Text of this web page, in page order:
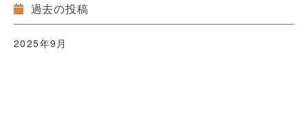
過去の投稿
2025年9月